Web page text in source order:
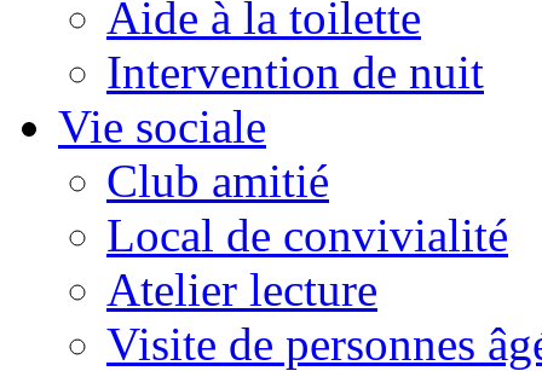
Aide à la toilette
Intervention de nuit
Vie sociale
Club amitié
Local de convivialité
Atelier lecture
Visite de personnes